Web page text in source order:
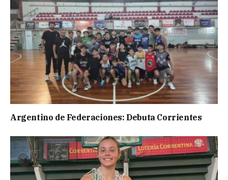
Argentino de Federaciones: Debuta Corrientes